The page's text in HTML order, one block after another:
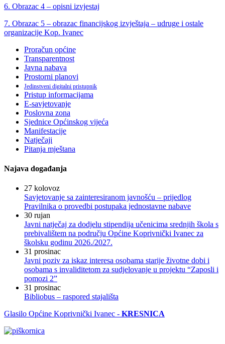
6. Obrazac 4 – opisni izvjestaj
7. Obrazac 5 – obrazac financijskog izvještaja – udruge i ostale
organizacije Kop. Ivanec
Proračun općine
Transparentnost
Javna nabava
Prostorni planovi
Jedinstveni digitalni pristupnik
Pristup informacijama
E-savjetovanje
Poslovna zona
Sjednice Općinskog vijeća
Manifestacije
Natječaji
Pitanja mještana
Najava događanja
27 kolovoz
Savjetovanje sa zainteresiranom javnošću – prijedlog
Pravilnika o provedbi postupaka jednostavne nabave
30 rujan
Javni natječaj za dodjelu stipendija učenicima srednjih škola s
prebivalištem na području Općine Koprivnički Ivanec za
školsku godinu 2026./2027.
31 prosinac
Javni poziv za iskaz interesa osobama starije životne dobi i
osobama s invaliditetom za sudjelovanje u projektu “Zaposli i
pomozi 2”
31 prosinac
Bibliobus – raspored stajališta
Glasilo Općine Koprivnički Ivanec - KRESNICA